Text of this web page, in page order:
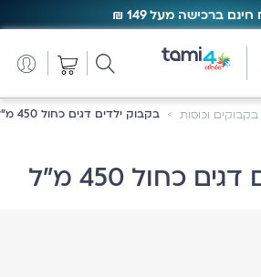
ברכישה מעל 149 ₪
בקבוקים וכוסות בקבוק ילדים דגים כחול 450 מ"ל
כחול 450 מ"ל